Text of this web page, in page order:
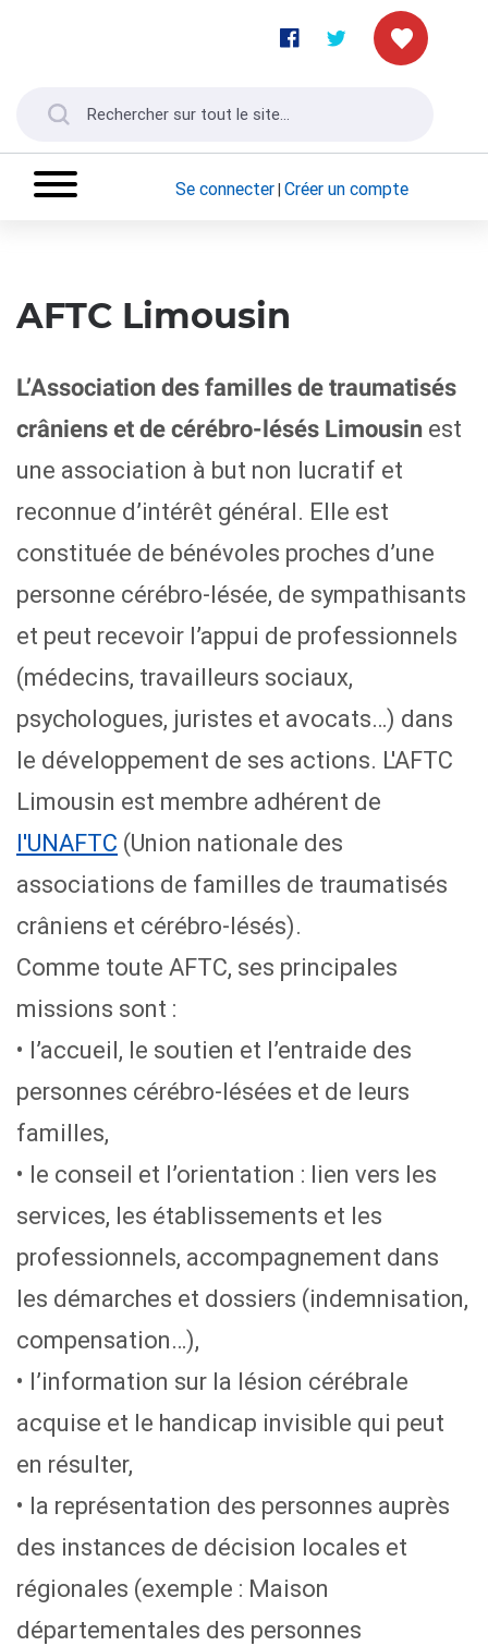
Se connecter| Créer un compte
AFTC Limousin
L’Association des familles de traumatisés
crâniens et de cérébro-lésés Limousin est
une association à but non lucratif et
reconnue d’intérêt général. Elle est
constituée de bénévoles proches d’une
personne cérébro-lésée, de sympathisants
et peut recevoir l’appui de professionnels
(médecins, travailleurs sociaux,
psychologues, juristes et avocats…) dans
le développement de ses actions. L'AFTC
Limousin est membre adhérent de
l'UNAFTC (Union nationale des
associations de familles de traumatisés
crâniens et cérébro-lésés).
Comme toute AFTC, ses principales
missions sont :
• l’accueil, le soutien et l’entraide des
personnes cérébro-lésées et de leurs
familles,
• le conseil et l’orientation : lien vers les
services, les établissements et les
professionnels, accompagnement dans
les démarches et dossiers (indemnisation,
compensation…),
• l’information sur la lésion cérébrale
acquise et le handicap invisible qui peut
en résulter,
• la représentation des personnes auprès
des instances de décision locales et
régionales (exemple : Maison
départementales des personnes